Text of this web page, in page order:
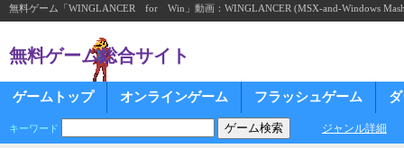
無料ゲーム「WINGLANCER for Win」動画：WINGLANCER (MSX-and-Windows
無料ゲーム総合サイト
ゲームトップ オンラインゲーム フラッシュゲーム
キーワード ジャンル詳細